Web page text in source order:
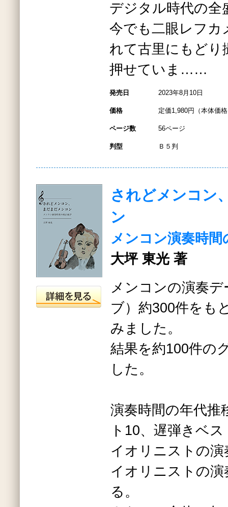
デジタル時代の全
今でも二眼レフカ
れて古里にもどり
押せていま……
発売日 2023年8月10日
価格 定価1,980円（本体価
ページ数 56ページ
判型 Ｂ５判
されどメンコン
ン
メンコン演奏時間
大坪 東光 著
メンコンの演奏
ブ）約300件をも
みました。
結果を約100件の
した。
演奏時間の年代推
ト10、遅弾きベ
イオリニストの
イオリニストの
る。